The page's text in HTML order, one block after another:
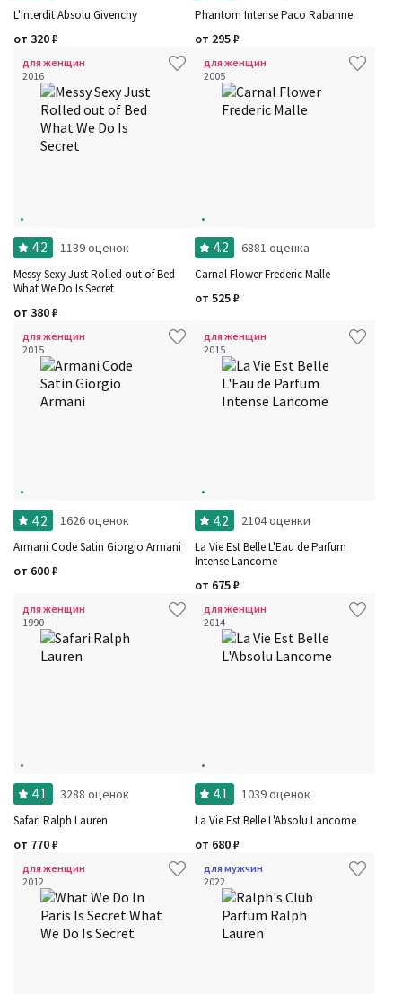
L'Interdit Absolu Givenchy
от 320₽
Phantom Intense Paco Rabanne
от 295₽
для женщин
2016
4.2 1139 оценок
Messy Sexy Just Rolled out of Bed
What We Do Is Secret
от 380₽
для женщин
2005
4.2 6881 оценка
Carnal Flower Frederic Malle
от 525₽
для женщин
2015
4.2 1626 оценок
Armani Code Satin Giorgio Armani
от 600₽
для женщин
2015
4.2 2104 оценки
La Vie Est Belle L'Eau de Parfum
Intense Lancome
от 675₽
для женщин
1990
4.1 3288 оценок
Safari Ralph Lauren
от 770₽
для женщин
2014
4.1 1039 оценок
La Vie Est Belle L'Absolu Lancome
от 680₽
для женщин
2012
для мужчин
2022